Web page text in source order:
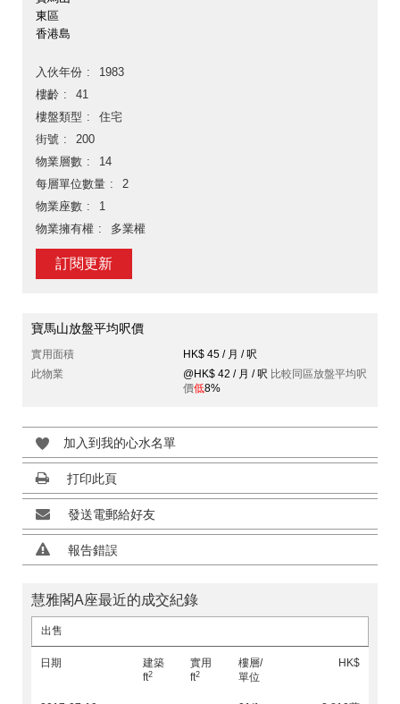
東區
香港島
入伙年份
1983
樓齡
41
樓盤類型
住宅
街號
200
物業層數
14
每層單位數量
2
物業座數
1
物業擁有權
多業權
訂閱更新
寶馬山放盤平均呎價
實用面積
HK$ 45 / 月 / 呎
此物業
@HK$ 42 / 月 / 呎 比較同區放盤平均呎
價低8%
加入到我的心水名單
打印此頁
發送電郵給好友
報告錯誤
慧雅閣A座最近的成交紀錄
出售
日期
建築
ft2
實用
ft2
樓層/
單位
HK$